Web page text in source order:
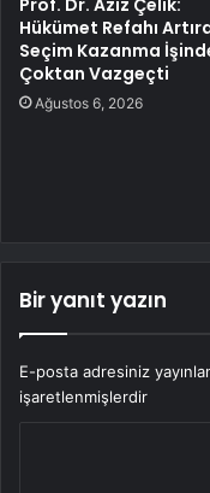
Prof. Dr. Aziz Çelik:
Hükümet Refahı
Seçim Kazanma
Çoktan Vazgeçti
Ağustos 6, 2026
Bir yanıt yazın
E-posta adresiniz
işaretlenmişlerdir